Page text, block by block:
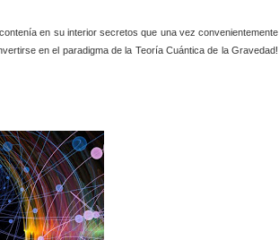
en su interior secretos que una vez convenientemente
en el paradigma de la Teoría Cuántica de la Gravedad!